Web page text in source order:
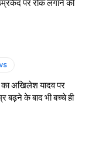
अखिलेश यादव पर
बढ़ने के बाद भी बच्चे ही